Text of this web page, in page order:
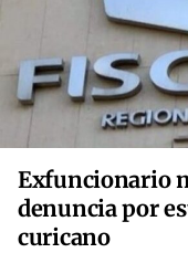
Exfuncionario
denuncia por
curicano